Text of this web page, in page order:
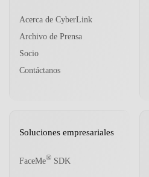
Acerca de CyberLink
Archivo de Prensa
Socio
Contáctanos
Soluciones empresariales
FaceMe® SDK